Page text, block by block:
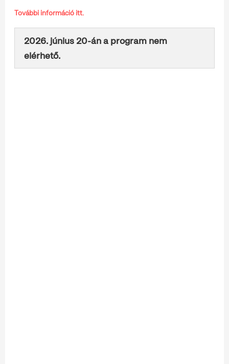
További információ itt.
2026. június 20-án a program nem
elérhető.